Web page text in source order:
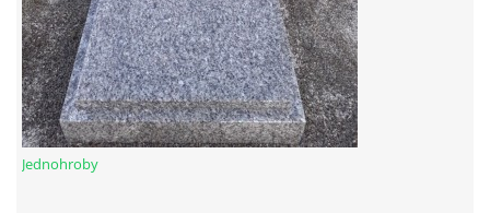
Jednohroby